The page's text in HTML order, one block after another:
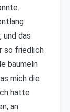
und das
so friedlich
baumeln
mich die
hatte
an